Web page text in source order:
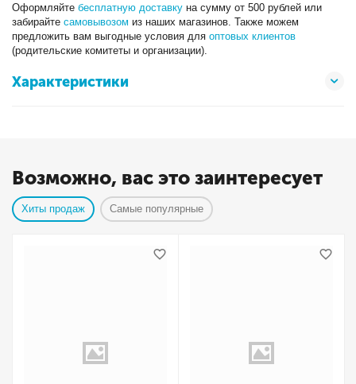
Оформляйтебесплатную доставку на сумму от 500 рублей или
забирайтесамовывозом из наших магазинов. Также можем
предложить вам выгодные условия дляоптовых клиентов
(родительские комитеты и организации).
Характеристики
Возможно, вас это заинтересует
Хиты продаж Самые популярные